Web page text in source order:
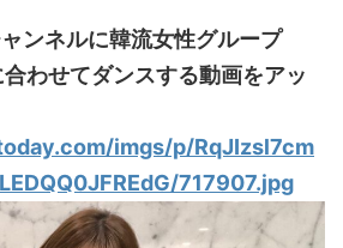
ンネルに韓流女性グループ
合わせてダンスする動画をアッ
imgs/p/RqJIzsl7cm
717907.jpg